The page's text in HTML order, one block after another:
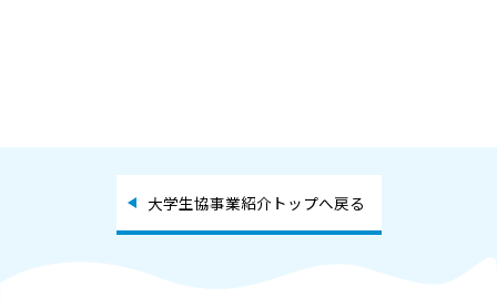
大学生協事業紹介トップへ戻る